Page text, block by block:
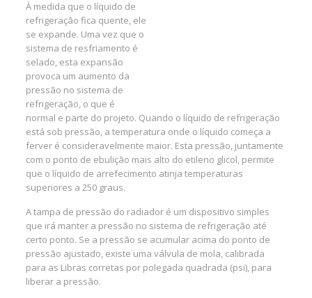
À medida que o líquido de
refrigeração fica quente, ele
se expande. Uma vez que o
sistema de resfriamento é
selado, esta expansão
provoca um aumento da
pressão no sistema de
refrigeração, o que é
normal e parte do projeto. Quando o líquido de refrigeração
está sob pressão, a temperatura onde o líquido começa a
ferver é consideravelmente maior. Esta pressão, juntamente
com o ponto de ebulição mais alto do etileno glicol, permite
que o líquido de arrefecimento atinja temperaturas
superiores a 250 graus.
A tampa de pressão do radiador é um dispositivo simples
que irá manter a pressão no sistema de refrigeração até
certo ponto. Se a pressão se acumular acima do ponto de
pressão ajustado, existe uma válvula de mola, calibrada
para as Libras corretas por polegada quadrada (psi), para
liberar a pressão.